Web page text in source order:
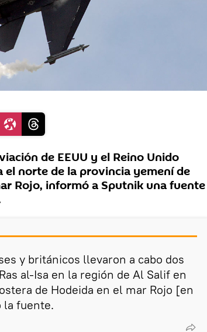
de EEUU y el Reino Unido
norte de la provincia yemení de
Rojo, informó a Sputnik una fuente
y británicos llevaron a cabo dos
al-Isa en la región de Al Salif en
de Hodeida en el mar Rojo [en
la fuente.